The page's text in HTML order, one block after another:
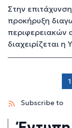
Στην
προκήρυξη
περιφερειακών
διαχειρίζεται
1
Subscribe to